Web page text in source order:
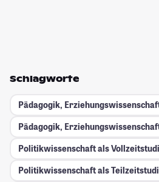
Schlagworte
Pädagogik,
Pädagogik,
Politikwissenschaft als
Politikwissenschaft als